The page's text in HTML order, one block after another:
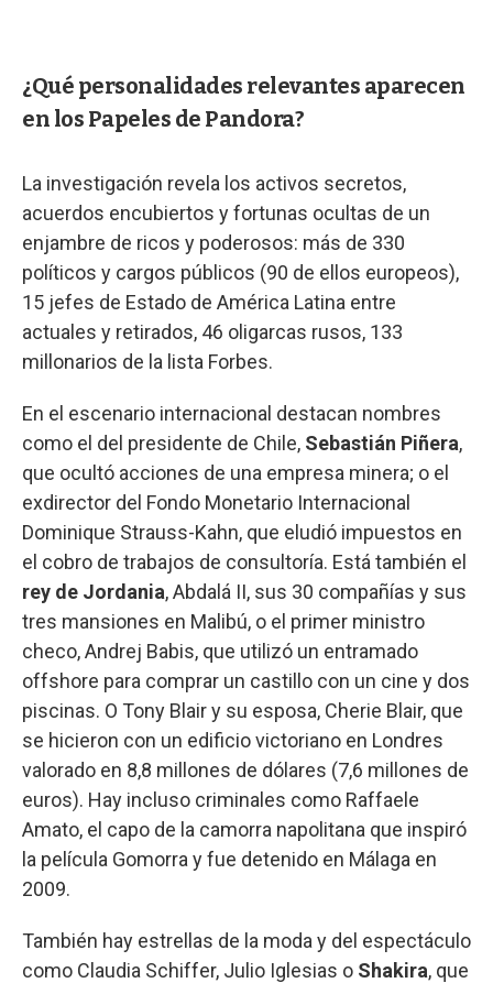
¿Qué personalidades relevantes aparecen
en los Papeles de Pandora?
La investigación revela los activos secretos,
acuerdos encubiertos y fortunas ocultas de un
enjambre de ricos y poderosos: más de 330
políticos y cargos públicos (90 de ellos europeos),
15 jefes de Estado de América Latina entre
actuales y retirados, 46 oligarcas rusos, 133
millonarios de la lista Forbes.
En el escenario internacional destacan nombres
como el del presidente de Chile, Sebastián Piñera,
que ocultó acciones de una empresa minera; o el
exdirector del Fondo Monetario Internacional
Dominique Strauss-Kahn, que eludió impuestos en
el cobro de trabajos de consultoría. Está también el
rey de Jordania, Abdalá II, sus 30 compañías y sus
tres mansiones en Malibú, o el primer ministro
checo, Andrej Babis, que utilizó un entramado
offshore para comprar un castillo con un cine y dos
piscinas. O Tony Blair y su esposa, Cherie Blair, que
se hicieron con un edificio victoriano en Londres
valorado en 8,8 millones de dólares (7,6 millones de
euros). Hay incluso criminales como Raffaele
Amato, el capo de la camorra napolitana que inspiró
la película Gomorra y fue detenido en Málaga en
2009.
También hay estrellas de la moda y del espectáculo
como Claudia Schiffer, Julio Iglesias o Shakira, que